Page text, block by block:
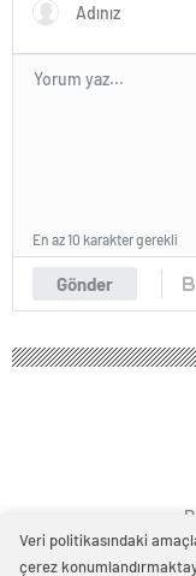
0 0
Gönder
En az 10 karakter gerekli
Veri politikasındaki
çerez